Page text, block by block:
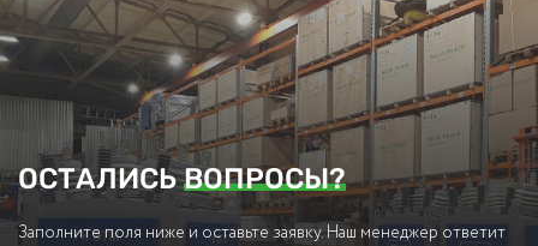
ОСТАЛИСЬВОПРОСЫ?
Заполните поля ниже и оставьте заявку. Наш менеджер ответит